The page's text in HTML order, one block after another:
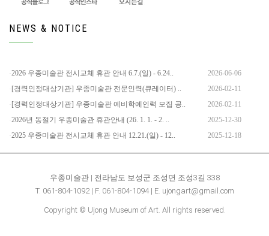
NEWS & NOTICE
2026 우종미술관 전시교체 휴관 안내 6.7.(일) - 6.24..
2026-06-06
[경력인정대상기관] 우종미술관 전문인력(큐레이터) ..
2026-02-11
[경력인정대상기관] 우종미술관 예비학예인력 모집 공..
2026-02-11
2026년 동절기 우종미술관 휴관안내 (26. 1. 1. - 2. ..
2025-12-30
2025 우종미술관 전시교체 휴관 안내 12.21.(일) - 12..
2025-12-18
우종미술관 | 전라남도 보성군 조성면 조성3길 338
T. 061-804-1092 | F. 061-804-1094 | E. ujongart@gmail.com
Copyright © Ujong Museum of Art. All rights reserved.